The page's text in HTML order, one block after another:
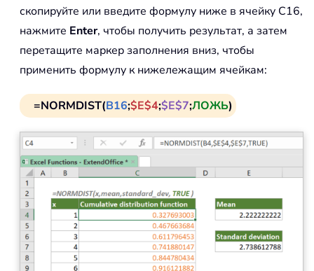
скопируйте или введите формулу ниже в ячейку C16,
нажмите Enter, чтобы получить результат, а затем
перетащите маркер заполнения вниз, чтобы
применить формулу к нижележащим ячейкам:
=NORMDIST(B16;$E$4;$E$7;ЛОЖЬ)